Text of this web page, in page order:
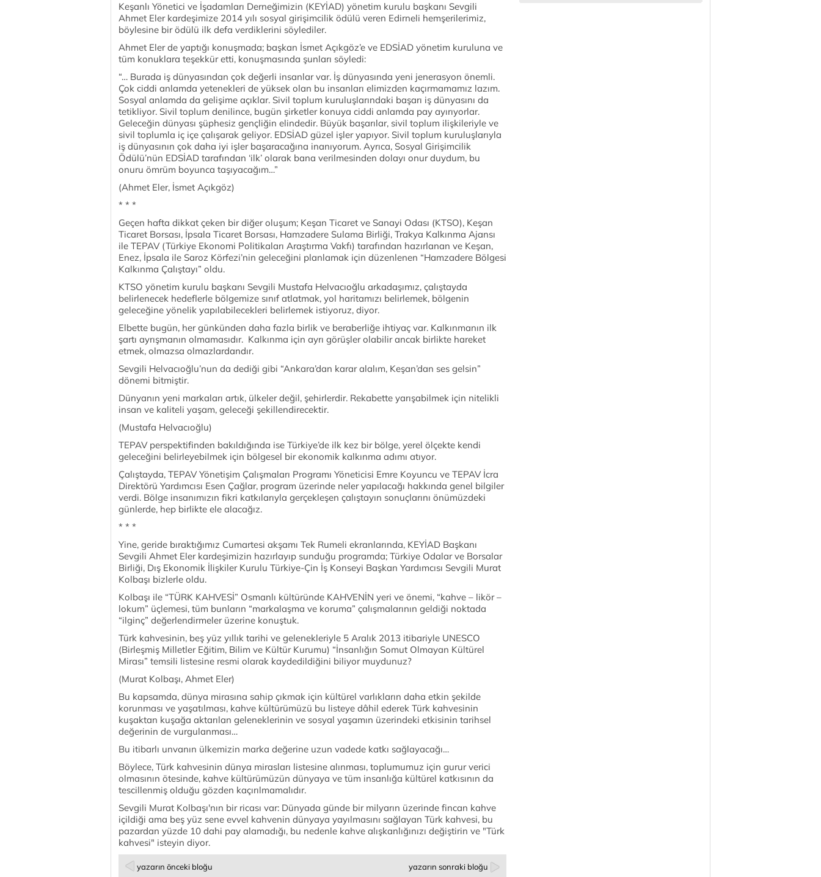
Keşanlı Yönetici ve İşadamları Derneğimizin (KEYİAD) yönetim kurulu başkanı Sevgili
Ahmet Eler kardeşimize 2014 yılı sosyal girişimcilik ödülü veren Edirneli hemşerilerimiz,
böylesine bir ödülü ilk defa verdiklerini söylediler.
Ahmet Eler de yaptığı konuşmada; başkan İsmet Açıkgöz’e ve EDSİAD yönetim kuruluna ve
tüm konuklara teşekkür etti, konuşmasında şunları söyledi:
“… Burada iş dünyasından çok değerli insanlar var. İş dünyasında yeni jenerasyon önemli.
Çok ciddi anlamda yetenekleri de yüksek olan bu insanları elimizden kaçırmamamız lazım.
Sosyal anlamda da gelişime açıklar. Sivil toplum kuruluşlarındaki başarı iş dünyasını da
tetikliyor. Sivil toplum denilince, bugün şirketler konuya ciddi anlamda pay ayırıyorlar.
Geleceğin dünyası şüphesiz gençliğin elindedir. Büyük başarılar, sivil toplum ilişkileriyle ve
sivil toplumla iç içe çalışarak geliyor. EDSİAD güzel işler yapıyor. Sivil toplum kuruluşlarıyla
iş dünyasının çok daha iyi işler başaracağına inanıyorum. Ayrıca, Sosyal Girişimcilik
Ödülü’nün EDSİAD tarafından ‘ilk’ olarak bana verilmesinden dolayı onur duydum, bu
onuru ömrüm boyunca taşıyacağım…”
(Ahmet Eler, İsmet Açıkgöz)
* * *
Geçen hafta dikkat çeken bir diğer oluşum; Keşan Ticaret ve Sanayi Odası (KTSO), Keşan
Ticaret Borsası, İpsala Ticaret Borsası, Hamzadere Sulama Birliği, Trakya Kalkınma Ajansı
ile TEPAV (Türkiye Ekonomi Politikaları Araştırma Vakfı) tarafından hazırlanan ve Keşan,
Enez, İpsala ile Saroz Körfezi’nin geleceğini planlamak için düzenlenen “Hamzadere Bölgesi
Kalkınma Çalıştayı” oldu.
KTSO yönetim kurulu başkanı Sevgili Mustafa Helvacıoğlu arkadaşımız, çalıştayda
belirlenecek hedeflerle bölgemize sınıf atlatmak, yol haritamızı belirlemek, bölgenin
geleceğine yönelik yapılabilecekleri belirlemek istiyoruz, diyor.
Elbette bugün, her günkünden daha fazla birlik ve beraberliğe ihtiyaç var. Kalkınmanın ilk
şartı ayrışmanın olmamasıdır. Kalkınma için ayrı görüşler olabilir ancak birlikte hareket
etmek, olmazsa olmazlardandır.
Sevgili Helvacıoğlu’nun da dediği gibi “Ankara’dan karar alalım, Keşan’dan ses gelsin”
dönemi bitmiştir.
Dünyanın yeni markaları artık, ülkeler değil, şehirlerdir. Rekabette yarışabilmek için nitelikli
insan ve kaliteli yaşam, geleceği şekillendirecektir.
(Mustafa Helvacıoğlu)
TEPAV perspektifinden bakıldığında ise Türkiye’de ilk kez bir bölge, yerel ölçekte kendi
geleceğini belirleyebilmek için bölgesel bir ekonomik kalkınma adımı atıyor.
Çalıştayda, TEPAV Yönetişim Çalışmaları Programı Yöneticisi Emre Koyuncu ve TEPAV İcra
Direktörü Yardımcısı Esen Çağlar, program üzerinde neler yapılacağı hakkında genel bilgiler
verdi. Bölge insanımızın fikri katkılarıyla gerçekleşen çalıştayın sonuçlarını önümüzdeki
günlerde, hep birlikte ele alacağız.
* * *
Yine, geride bıraktığımız Cumartesi akşamı Tek Rumeli ekranlarında, KEYİAD Başkanı
Sevgili Ahmet Eler kardeşimizin hazırlayıp sunduğu programda; Türkiye Odalar ve Borsalar
Birliği, Dış Ekonomik İlişkiler Kurulu Türkiye-Çin İş Konseyi Başkan Yardımcısı Sevgili Murat
Kolbaşı bizlerle oldu.
Kolbaşı ile “TÜRK KAHVESİ” Osmanlı kültüründe KAHVENİN yeri ve önemi, “kahve – likör –
lokum” üçlemesi, tüm bunların “markalaşma ve koruma” çalışmalarının geldiği noktada
“ilginç” değerlendirmeler üzerine konuştuk.
Türk kahvesinin, beş yüz yıllık tarihi ve gelenekleriyle 5 Aralık 2013 itibariyle UNESCO
(Birleşmiş Milletler Eğitim, Bilim ve Kültür Kurumu) “İnsanlığın Somut Olmayan Kültürel
Mirası” temsili listesine resmi olarak kaydedildiğini biliyor muydunuz?
(Murat Kolbaşı, Ahmet Eler)
Bu kapsamda, dünya mirasına sahip çıkmak için kültürel varlıkların daha etkin şekilde
korunması ve yaşatılması, kahve kültürümüzü bu listeye dâhil ederek Türk kahvesinin
kuşaktan kuşağa aktarılan geleneklerinin ve sosyal yaşamın üzerindeki etkisinin tarihsel
değerinin de vurgulanması…
Bu itibarlı unvanın ülkemizin marka değerine uzun vadede katkı sağlayacağı…
Böylece, Türk kahvesinin dünya mirasları listesine alınması, toplumumuz için gurur verici
olmasının ötesinde, kahve kültürümüzün dünyaya ve tüm insanlığa kültürel katkısının da
tescillenmiş olduğu gözden kaçırılmamalıdır.
Sevgili Murat Kolbaşı'nın bir ricası var: Dünyada günde bir milyarın üzerinde fincan kahve
içildiği ama beş yüz sene evvel kahvenin dünyaya yayılmasını sağlayan Türk kahvesi, bu
pazardan yüzde 10 dahi pay alamadığı, bu nedenle kahve alışkanlığınızı değiştirin ve "Türk
kahvesi" isteyin diyor.
yazarın önceki bloğu yazarın sonraki bloğu